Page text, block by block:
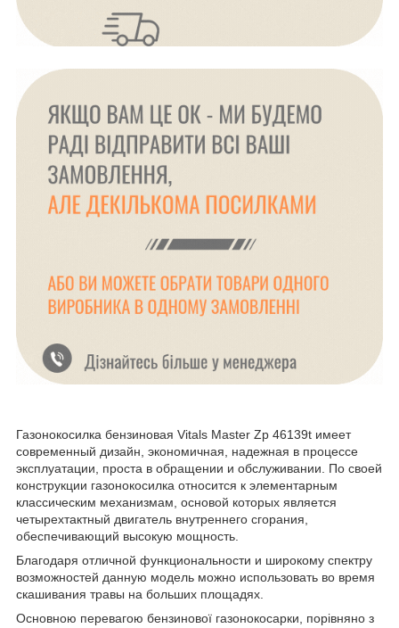
Газонокосилка бензиновая Vitals Master Zp 46139t имеет
современный дизайн, экономичная, надежная в процессе
эксплуатации, проста в обращении и обслуживании. По своей
конструкции газонокосилка относится к элементарным
классическим механизмам, основой которых является
четырехтактный двигатель внутреннего сгорания,
обеспечивающий высокую мощность.
Благодаря отличной функциональности и широкому спектру
возможностей данную модель можно использовать во время
скашивания травы на больших площадях.
Основною перевагою бензинової газонокосарки, порівняно з